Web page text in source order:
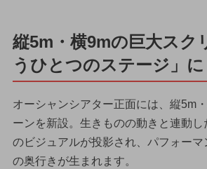
縦5m・横9mの巨大スク
うひとつのステージ」に
オーシャンシアター正面には、縦5m
ーンを新設。生きものの動きと連動
のビジュアルが投影され、パフォーマ
の奥行きが生まれます。